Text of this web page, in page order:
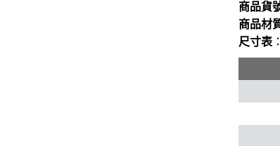
商品貨
商品材
尺寸表 ：